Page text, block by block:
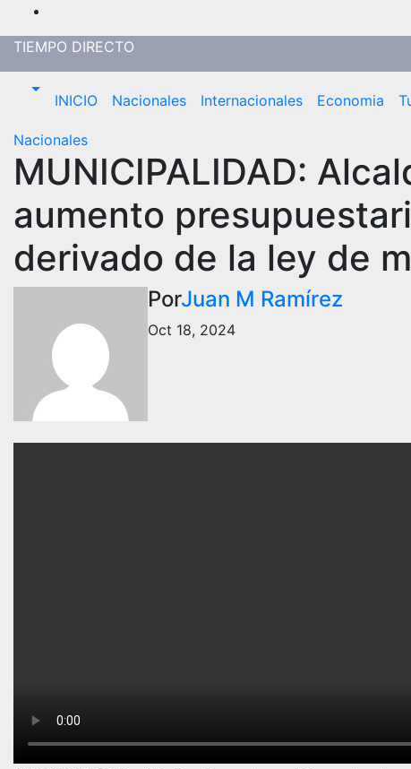
Saltar
al
contenido
TIEMPO DIRECTO
INICIO Nacionales Internacionales Economia
Nacionales
MUNICIPALIDAD:
aumento
derivado de la ley de
PorJuan M Ramírez
Oct 18, 2024